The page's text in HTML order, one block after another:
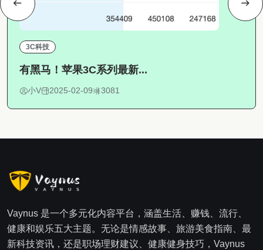
3C科技
有黑马！苹果3C系列最新...
小V 2025-02-09 3081
Vaynus 是一个多元化内容平台，涵盖生活、赚钱、流行、
健康和娱乐五大主题。无论是情感故事、旅游美食指南、最
新科技资讯，还是职场理财建议、健康健身技巧，Vaynus